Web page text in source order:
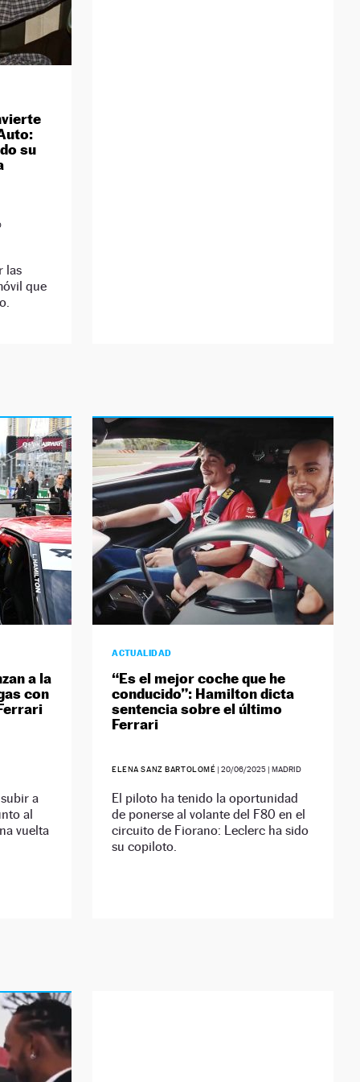
su
las
que
a la
con
a
al
vuelta
ACTUALIDAD
“Es el mejor coche que he
conducido”: Hamilton dicta
sentencia sobre el último
Ferrari
ELENA SANZ BARTOLOMÉ |20/06/2025 | MADRID
El piloto ha tenido la oportunidad
de ponerse al volante del F80 en el
circuito de Fiorano: Leclerc ha sido
su copiloto.